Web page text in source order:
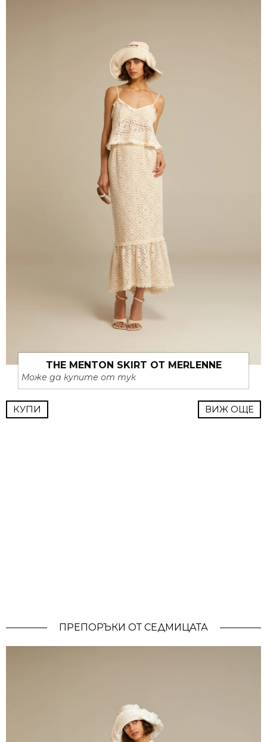
THE MENTON SKIRT ОТ MERLENNE
Може да купите от тук
КУПИ ВИЖ ОЩЕ
ПРЕПОРЪКИ ОТ СЕДМИЦАТА